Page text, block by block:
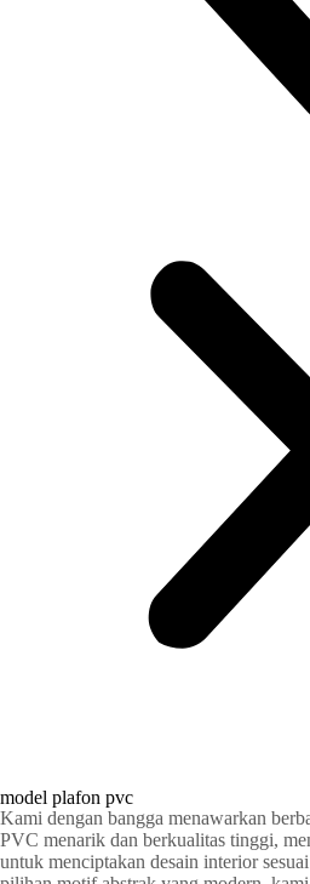
model plafon pvc
Kami dengan bangga menawarkan
PVC menarik dan berkualitas tinggi,
untuk menciptakan desain interior